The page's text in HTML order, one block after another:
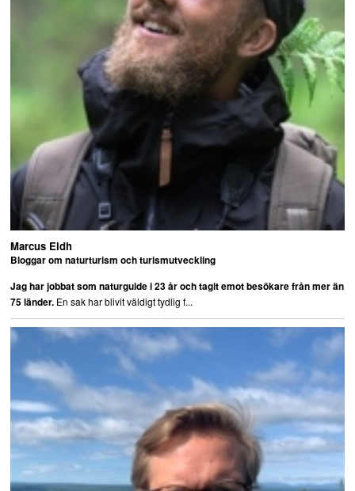
Marcus Eldh
Bloggar om naturturism och turismutveckling
Jag har jobbat som naturguide i 23 år och tagit emot besökare från mer än
75 länder.En sak har blivit väldigt tydlig f...